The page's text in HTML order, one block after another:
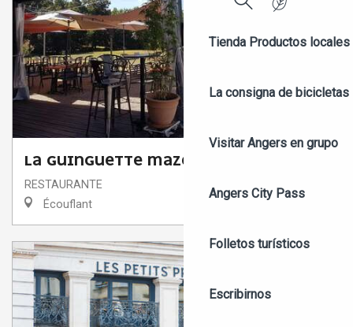
Tienda Productos
La consigna de bicicletas
Visitar Angers en grupo
Angers City Pass
Folletos turísticos
Escribirnos
LA GUINGUETTE MAZETTE
RESTAURANTE
Écouflant